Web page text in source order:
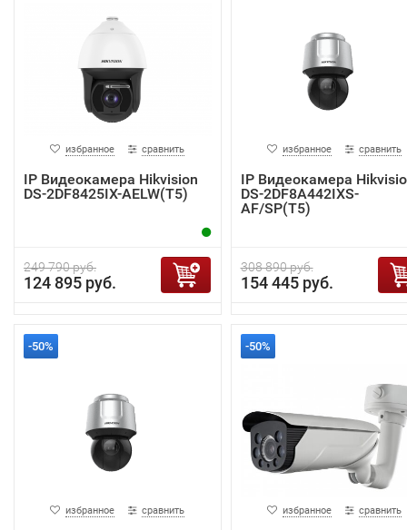
избранное сравнить
IP Видеокамера Hikvision
DS-2DF8425IX-AELW(T5)
249 790 руб.
124 895 руб.
избранное сравнить
IP Видеокамера
DS-2DF8A442IXS-
AF/SP(T5)
308 890 руб.
154 445 руб.
-50%
избранное сравнить
-50%
избранное сравнить